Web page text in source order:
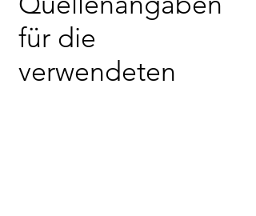
für die
verwendeten